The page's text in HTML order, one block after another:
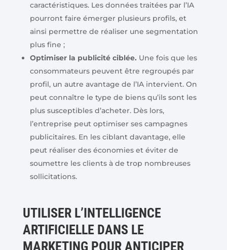
caractéristiques. Les données traitées par l’IA
pourront faire émerger plusieurs profils, et
ainsi permettre de réaliser une segmentation
plus fine ;
Optimiser la publicité ciblée. Une fois que les
consommateurs peuvent être regroupés par
profil, un autre avantage de l’IA intervient. On
peut connaître le type de biens qu’ils sont les
plus susceptibles d’acheter. Dès lors,
l’entreprise peut optimiser ses campagnes
publicitaires. En les ciblant davantage, elle
peut réaliser des économies et éviter de
soumettre les clients à de trop nombreuses
sollicitations.
UTILISER L’INTELLIGENCE
ARTIFICIELLE DANS LE
MARKETING POUR ANTICIPER